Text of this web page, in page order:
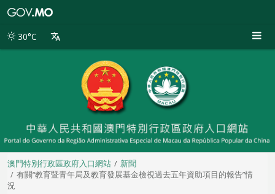
別
30°C
澳門特別行政區政府入口網站
新聞
有關“教育暨青年局及教育發展基金檢視過去五年資助項目的報告”情
況